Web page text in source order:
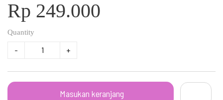
Rp 249.000
Quantity
- +
Masukan keranjang